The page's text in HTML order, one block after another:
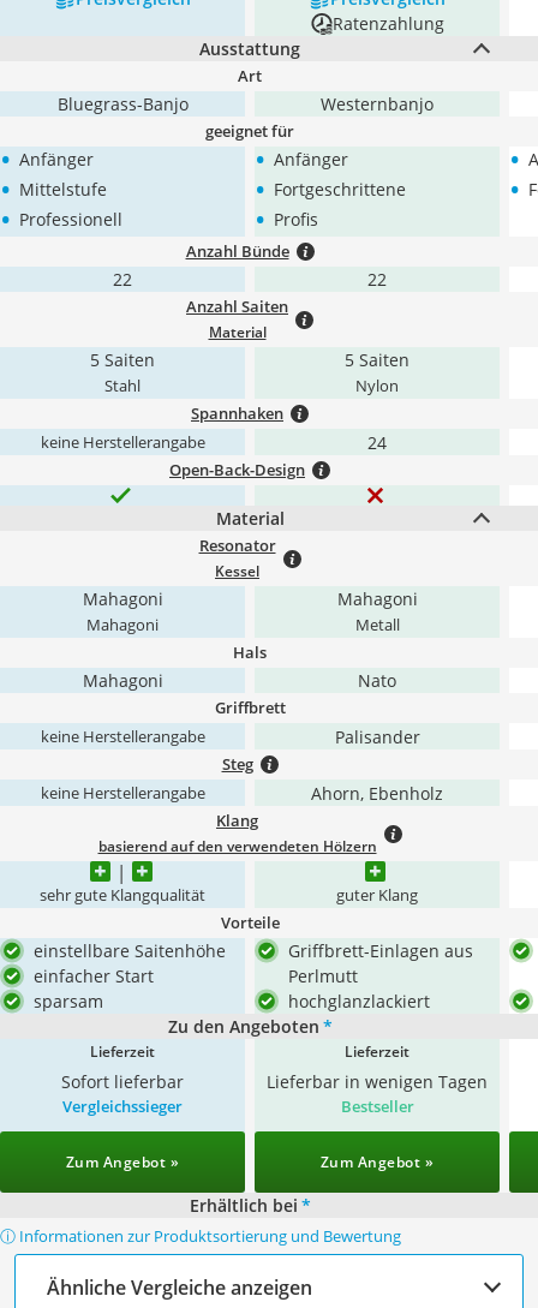
Ratenzahlung
Ausstattung
Art
Bluegrass-Banjo Westernbanjo
geeignet für
• ‎Anfänger
• Mittelstufe
• Professionell
• Anfänger
• Fortgeschrittene
• Profis
•
•
Anzahl Bünde
22 22
Anzahl Saiten
Material
5 Saiten
Stahl
5 Saiten
Nylon
Spannhaken
keine Herstellerangabe 24
Open-Back-Design
Material
Resonator
Kessel
Mahagoni
Mahagoni
Mahagoni
Metall
Hals
Mahagoni Nato
Griffbrett
keine Herstellerangabe Palisander
Steg
keine Herstellerangabe Ahorn, Ebenholz
Klang
basierend auf den verwendeten Hölzern
sehr gute Klangqualität guter Klang
Vorteile
einstellbare Saitenhöhe
einfacher Start
sparsam
Griffbrett-Einlagen aus
Perlmutt
hochglanzlackiert
Zu den Angeboten *
Lieferzeit
Sofort lieferbar
Lieferzeit
Lieferbar in wenigen Tagen
Vergleichssieger
Zum Angebot »
Bestseller
Zum Angebot »
Erhältlich bei *
ⓘ Informationen zur Produktsortierung und Bewertung
Ähnliche Vergleiche anzeigen